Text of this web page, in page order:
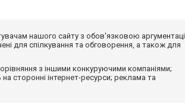
нашого сайту з обов'язковою
для спілкування та обговорення, а також для
з іншими конкуруючими компаніями;
сторонні інтернет-ресурси; реклама та